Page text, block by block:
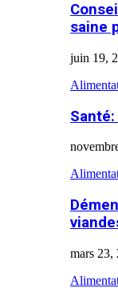
saine
juin 19,
mars 23,